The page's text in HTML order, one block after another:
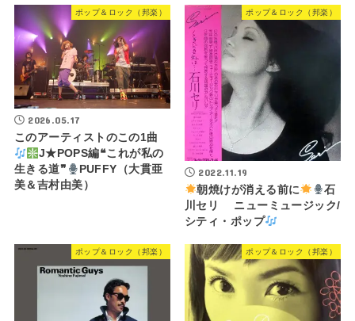
ポップ＆ロック（邦楽）
2026.05.17
このアーティストのこの1曲
J★POPS編❝これが私の
生きる道❞
PUFFY（大貫亜
美＆吉村由美）
ポップ＆ロック（邦楽）
2022.11.19
朝焼けが消える前に
石
川セリ ニューミュージック/
シティ・ポップ
ポップ＆ロック（邦楽） ポップ＆ロック（邦楽）